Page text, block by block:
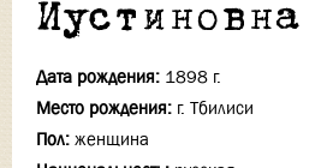
Иустиновна
Дата рождения: 1898 г.
Место рождения: г. Тбилиси
Пол: женщина